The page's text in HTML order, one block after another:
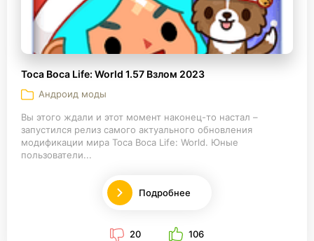
Toca Boca Life: World 1.57 Взлом 2023
Андроид моды
Вы этого ждали и этот момент наконец-то настал –
запустился релиз самого актуального обновления
модификации мира Toca Boca Life: World. Юные
пользователи...
Подробнее
20 106